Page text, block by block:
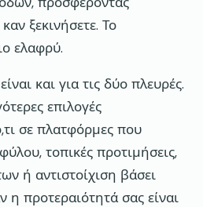
ξεκινήσετε. Το
ελαφρύ.
και για τις δύο πλευρές.
επιλογές
σε πλατφόρμες που
τοπικές προτιμήσεις,
ή αντιστοίχιση βάσει
η προτεραιότητά σας είναι